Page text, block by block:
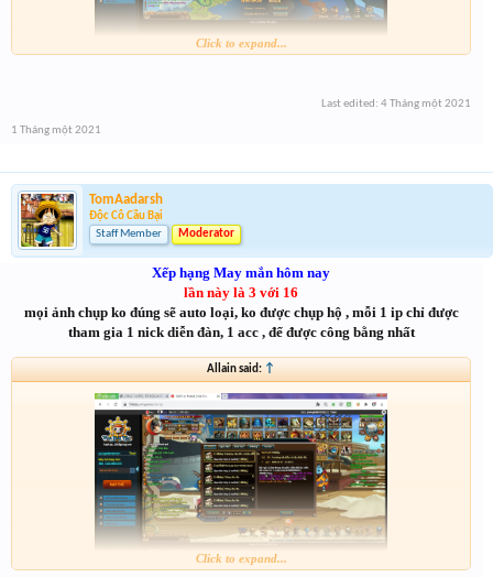
Click to expand...
Last edited: 4 Tháng một 2021
1 Tháng một 2021
TomAadarsh
Độc Cô Cầu Bại
Staff Member
Moderator
Xếp hạng May mắn hôm nay
lần này là 3 với 16
mọi ảnh chụp ko đúng sẽ auto loại, ko được chụp hộ , mỗi 1 ip chỉ được
tham gia 1 nick diễn đàn, 1 acc , để được công bằng nhất
Allain said: ↑
Click to expand...